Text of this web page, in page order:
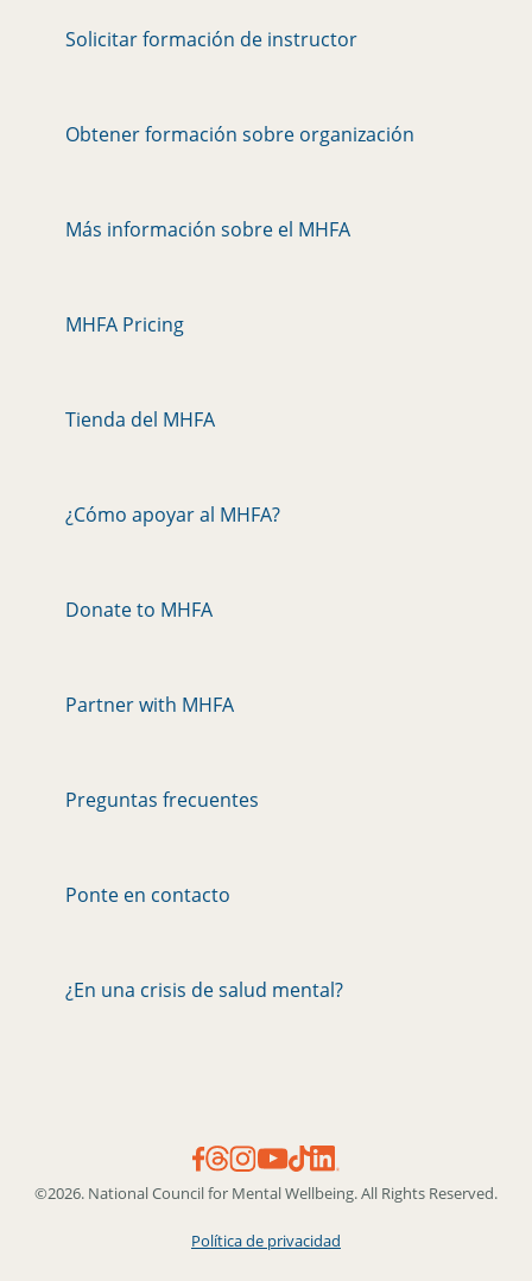
Solicitar formación de instructor
Obtener formación sobre organización
Más información sobre el MHFA
MHFA Pricing
Tienda del MHFA
¿Cómo apoyar al MHFA?
Donate to MHFA
Partner with MHFA
Preguntas frecuentes
Ponte en contacto
¿En una crisis de salud mental?
©2026. National Council for Mental Wellbeing. All Rights Reserved.
Política de privacidad